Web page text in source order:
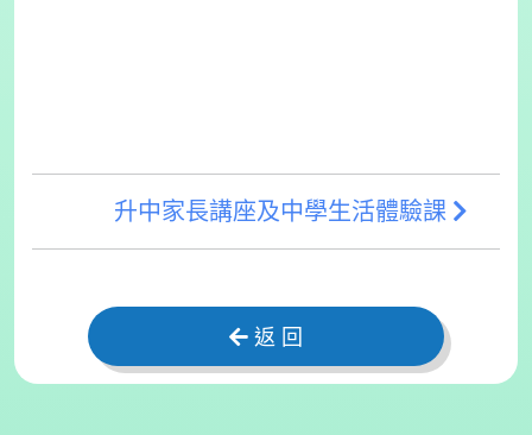
升中家長講座及中學生活體驗課
返 回